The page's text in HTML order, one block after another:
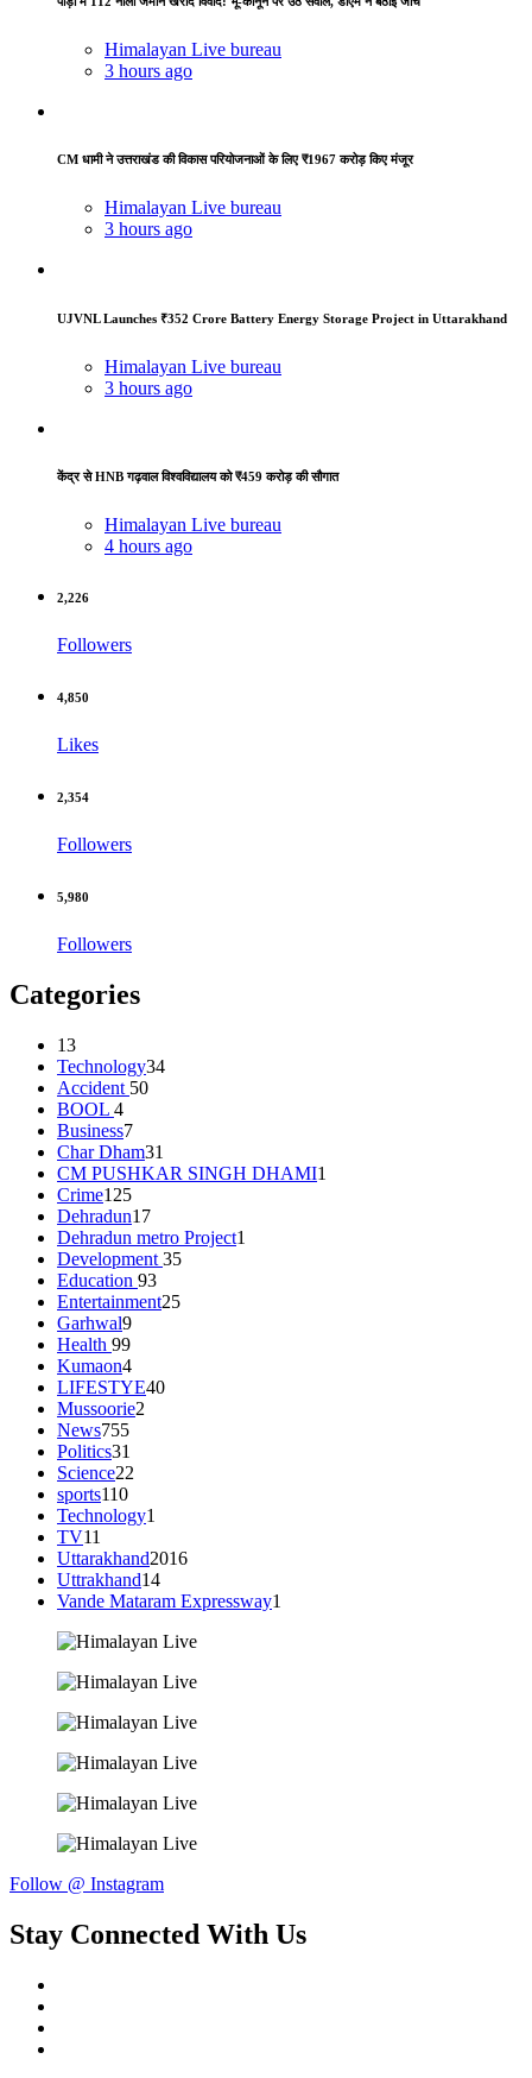
Himalayan Live bureau
3 hours ago
CM धामी ने उत्तराखंड की विकास परियोजनाओं के लिए ₹1967 करोड़ किए मंजूर
Himalayan Live bureau
3 hours ago
UJVNL Launches ₹352 Crore Battery Energy Storage Project in Uttarakhand
Himalayan Live bureau
3 hours ago
केंद्र से HNB गढ़वाल विश्वविद्यालय को ₹459 करोड़ की सौगात
Himalayan Live bureau
4 hours ago
2,226
Followers
4,850
Likes
2,354
Followers
5,980
Followers
Categories
13
Technology34
Accident 50
BOOL 4
Business7
Char Dham31
CM PUSHKAR SINGH DHAMI1
Crime125
Dehradun17
Dehradun metro Project1
Development 35
Education 93
Entertainment25
Garhwal9
Health 99
Kumaon4
LIFESTYE40
Mussoorie2
News755
Politics31
Science22
sports110
Technology1
TV11
Uttarakhand2016
Uttrakhand14
Vande Mataram Expressway1
Follow @ Instagram
Stay Connected With Us